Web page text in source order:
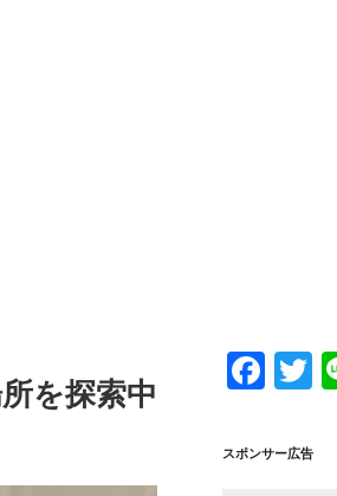
を探索中
F
c
T
tt
スポンサー広告